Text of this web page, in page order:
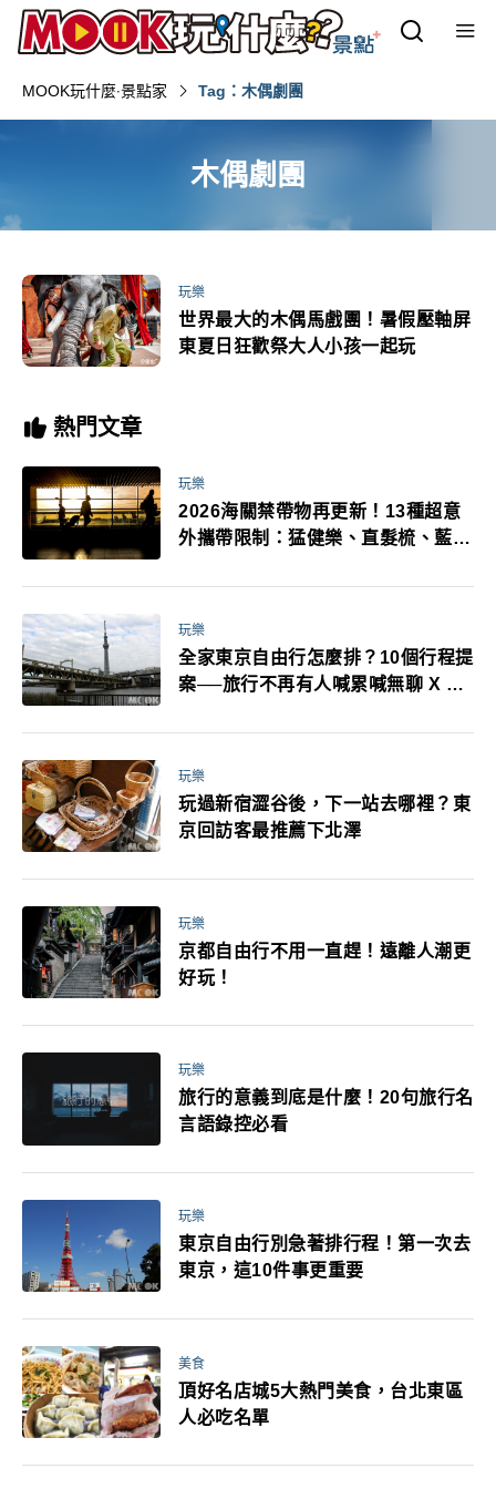
MOOK玩什麼‧景點家 Tag：木偶劇團
木偶劇團
玩樂
世界最大的木偶馬戲團！暑假壓軸屏
東夏日狂歡祭大人小孩一起玩
熱門文章
玩樂
2026海關禁帶物再更新！13種超意
外攜帶限制：猛健樂、直髮梳、藍牙
萬！注意事項一次看！
玩樂
全家東京自由行怎麼排？10個行程提
案──旅行不再有人喊累喊無聊 X 爸
玩樂
玩過新宿澀谷後，下一站去哪裡？東
京回訪客最推薦下北澤
玩樂
京都自由行不用一直趕！遠離人潮更
好玩！
玩樂
旅行的意義到底是什麼！20句旅行名
言語錄控必看
玩樂
東京自由行別急著排行程！第一次去
東京，這10件事更重要
美食
頂好名店城5大熱門美食，台北東區
人必吃名單